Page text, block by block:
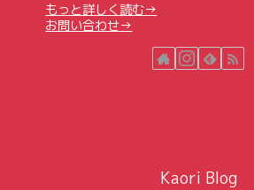
もっと詳しく読む→
お問い合わせ→
Kaori Blog